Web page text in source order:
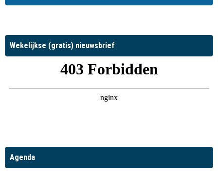
Wekelijkse (gratis) nieuwsbrief
Agenda